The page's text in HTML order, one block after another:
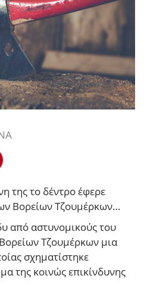
της το δέντρο έφερε
Βορείων Τζουμέρκων…
από αστυνομικούς του
Τζουμέρκων μια
σχηματίστηκε
της κοινώς επικίνδυνης